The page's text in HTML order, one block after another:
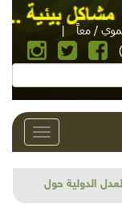
/ معاً
|
Toggle
وحلويات قبيحة